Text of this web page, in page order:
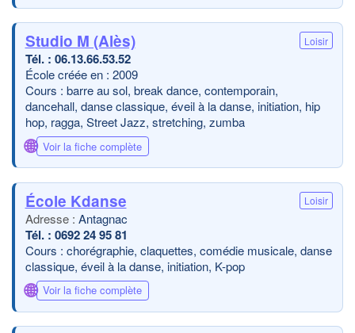
Studio M (Alès) Loisir
06.13.66.53.52
École créée en : 2009
Cours : barre au sol, break dance, contemporain,
dancehall, danse classique, éveil à la danse, initiation, hip
hop, ragga, Street Jazz, stretching, zumba
🌐 Voir la fiche complète
École Kdanse Loisir
Antagnac
0692 24 95 81
Cours : chorégraphie, claquettes, comédie musicale, danse
classique, éveil à la danse, initiation, K-pop
🌐 Voir la fiche complète